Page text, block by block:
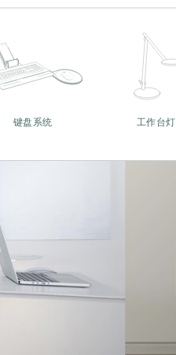
键盘系统 工作台灯